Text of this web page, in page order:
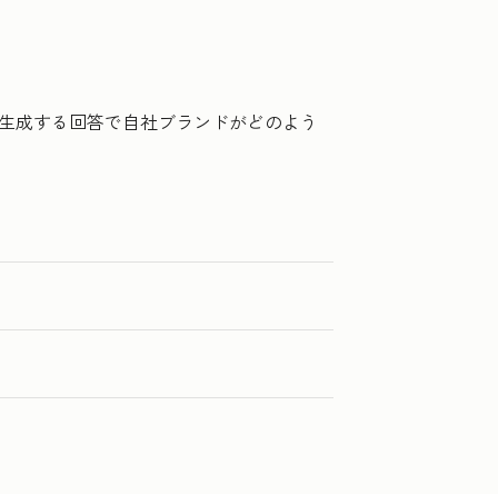
成する回答で自社ブランドがどのよう